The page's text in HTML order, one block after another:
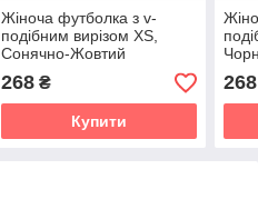
Жіноча футболка з v-
подібним вирізом XS,
Сонячно-Жовтий
268₴
Купити
268